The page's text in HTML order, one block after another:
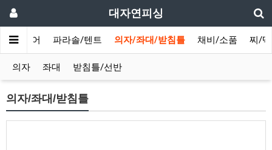
대자연피싱
민물루어 파라솔/텐트 의자/좌대/받침틀 채비/소품 찌/
의자 좌대 받침틀/선반
의자/좌대/받침틀